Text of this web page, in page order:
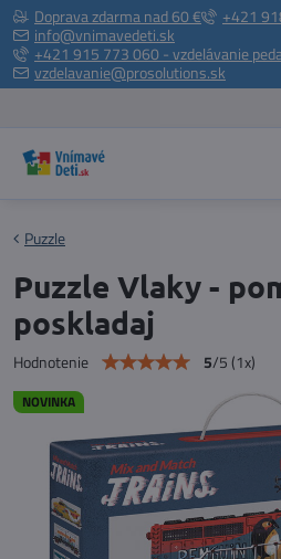
Doprava zdarma nad 60 €
+421
info@vnimavedeti.sk
+421 915 773 060 - vzdelávanie
vzdelavanie@prosolutions.sk
NOVINKA
Puzzle
Puzzle Vlaky -
poskladaj
Hodnotenie 5/5(1x)